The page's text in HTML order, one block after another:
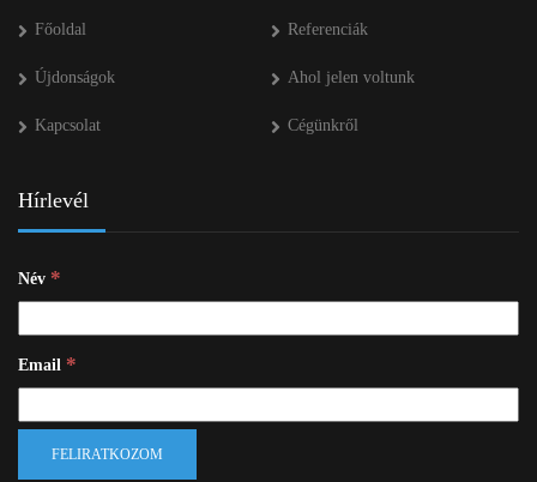
Főoldal Referenciák
Újdonságok Ahol jelen voltunk
Kapcsolat Cégünkről
Hírlevél
Név *
Email *